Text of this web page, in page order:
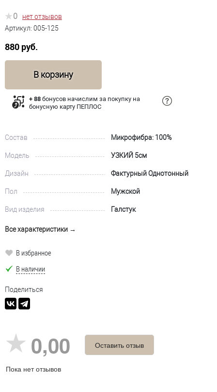
0
нет отзывов
Артикул: 005-125
880 руб.
В корзину
+ 88 бонусов начислим за покупку на
бонусную карту ПЕПЛОС
Состав Микрофибра: 100%
Модель УЗКИЙ 5см
Дизайн Фактурный Однотонный
Пол Мужской
Вид изделия Галстук
Все характеристики →
В избранное
В наличии
Поделиться
0,00
Пока нет отзывов
Оставить отзыв